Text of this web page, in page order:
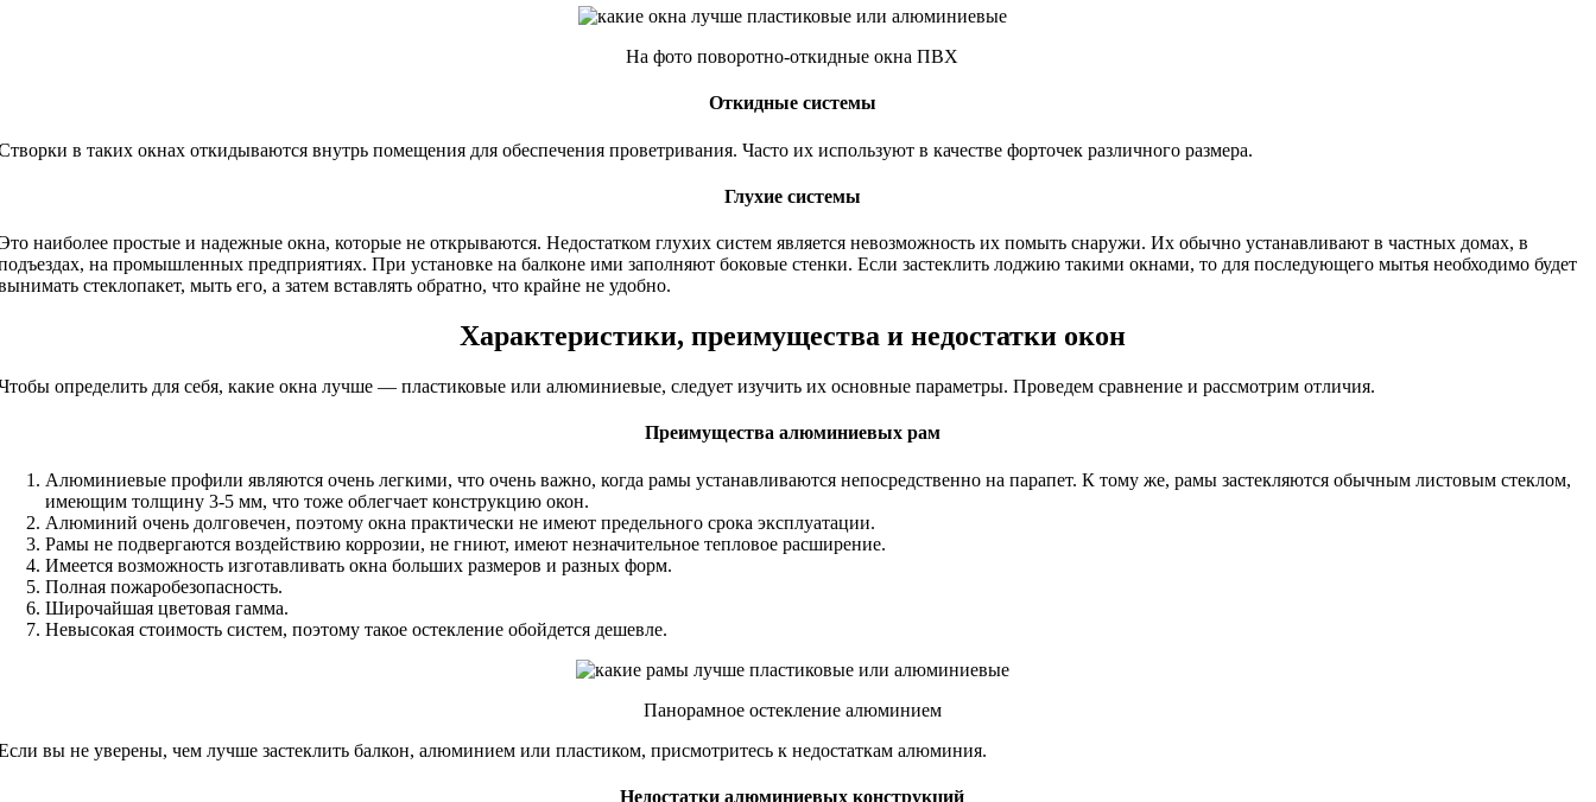
На фото поворотно-откидные окна ПВХ
Откидные системы
в таких окнах откидываются внутрь помещения для обеспечения проветривания. Часто их используют в качестве форточек различного размера.
Глухие системы
наиболее простые и надежные окна, которые не открываются. Недостатком глухих систем является невозможность их помыть снаружи. Их обычно устанавливают в частных домах, в
на промышленных предприятиях. При установке на балконе ими заполняют боковые стенки. Если застеклить лоджию такими окнами, то для последующего мытья необходимо будет
стеклопакет, мыть его, а затем вставлять обратно, что крайне не удобно.
Характеристики, преимущества и недостатки окон
определить для себя, какие окна лучше — пластиковые или алюминиевые, следует изучить их основные параметры. Проведем сравнение и рассмотрим отличия.
Преимущества алюминиевых рам
Алюминиевые профили являются очень легкими, что очень важно, когда рамы устанавливаются непосредственно на парапет. К тому же, рамы застекляются обычным листовым стеклом,
имеющим толщину 3-5 мм, что тоже облегчает конструкцию окон.
Алюминий очень долговечен, поэтому окна практически не имеют предельного срока эксплуатации.
Рамы не подвергаются воздействию коррозии, не гниют, имеют незначительное тепловое расширение.
Имеется возможность изготавливать окна больших размеров и разных форм.
Полная пожаробезопасность.
Широчайшая цветовая гамма.
Невысокая стоимость систем, поэтому такое остекление обойдется дешевле.
Панорамное остекление алюминием
вы не уверены, чем лучше застеклить балкон, алюминием или пластиком, присмотритесь к недостаткам алюминия.
Недостатки алюминиевых конструкций